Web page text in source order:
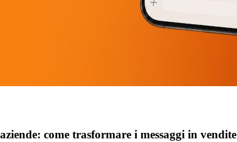
come trasformare i messaggi in vendite